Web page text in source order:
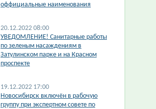
оффициальные наименования
20.12.2022 08:00
УВЕДОМЛЕНИЕ! Санитарные работы
по зеленым насаждениям в
Затулинском парке и на Красном
проспекте
19.12.2022 17:00
Новосибирск включён в рабочую
группу при экспертном совете по